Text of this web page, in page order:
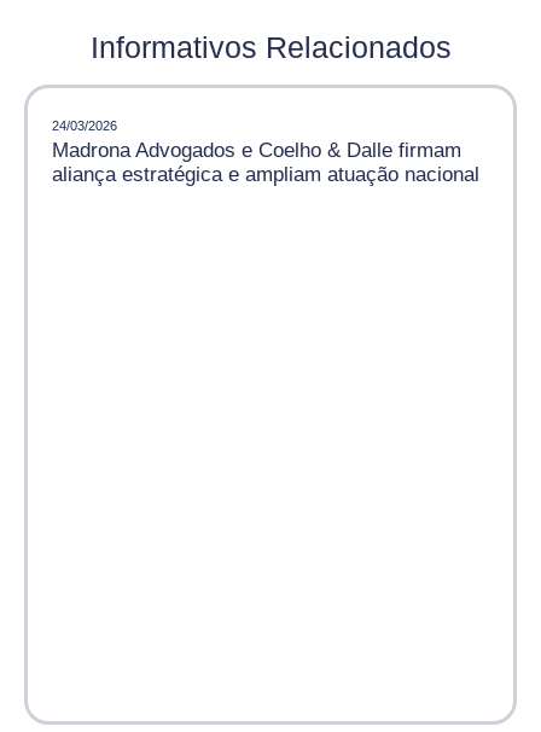
Informativos Relacionados
24/03/2026
Madrona Advogados e Coelho & Dalle firmam
aliança estratégica e ampliam atuação nacional